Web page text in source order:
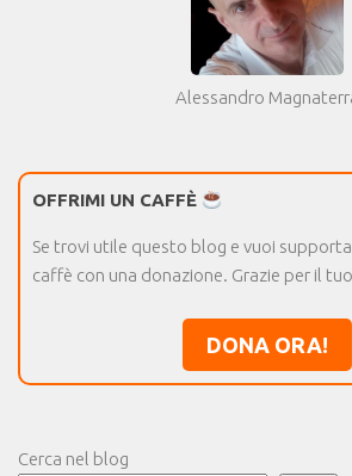
Alessandro
OFFRIMI UN CAFFÈ
Se trovi utile questo blog e vuoi
caffè con una donazione. Grazie per il
DONA ORA!
Cerca nel blog